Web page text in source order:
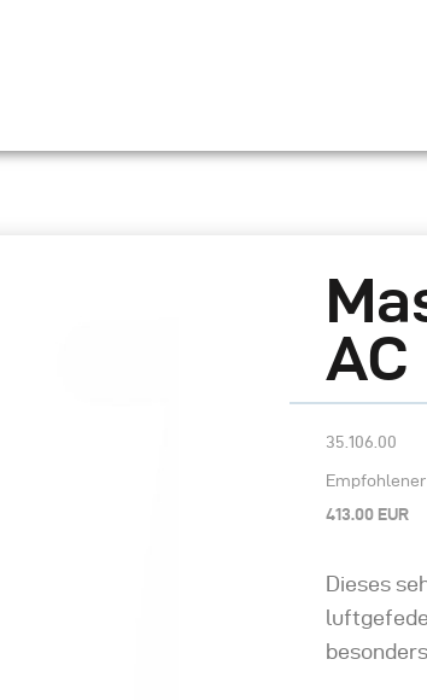
AC
35.106.00
413.00 EUR
Dieses